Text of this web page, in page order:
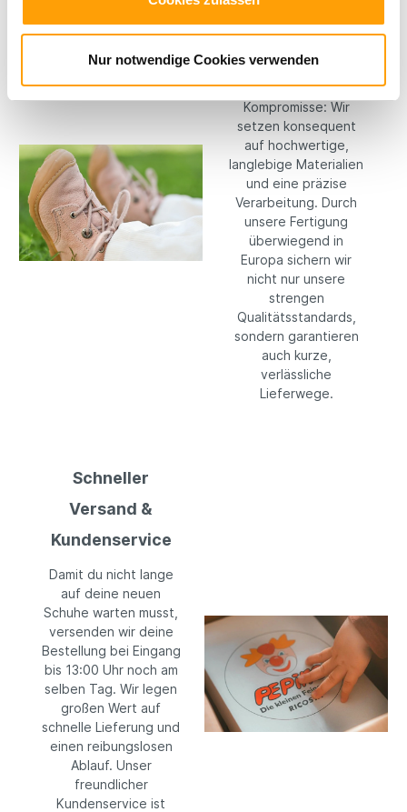
Nur notwendige Cookies verwenden
Materialien
Bei RICOSTA machen
wir keine
Kompromisse: Wir
setzen konsequent
auf hochwertige,
langlebige Materialien
und eine präzise
Verarbeitung. Durch
unsere Fertigung
überwiegend in
Europa sichern wir
nicht nur unsere
strengen
Qualitätsstandards,
sondern garantieren
auch kurze,
verlässliche
Lieferwege.
Schneller
Versand &
Kundenservice
Damit du nicht lange
auf deine neuen
Schuhe warten musst,
versenden wir deine
Bestellung bei Eingang
bis 13:00 Uhr noch am
selben Tag. Wir legen
großen Wert auf
schnelle Lieferung und
einen reibungslosen
Ablauf. Unser
freundlicher
Kundenservice ist